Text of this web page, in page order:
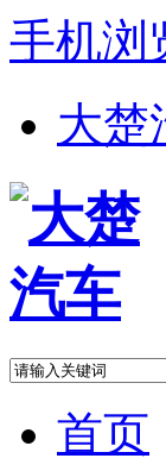
手机浏
大楚
首页